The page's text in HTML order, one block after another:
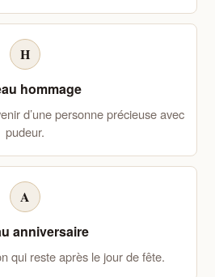
H
hommage
d’une personne précieuse avec
pudeur.
A
anniversaire
qui reste après le jour de fête.